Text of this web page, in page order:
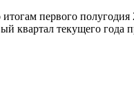
первого полугодия
текущего года